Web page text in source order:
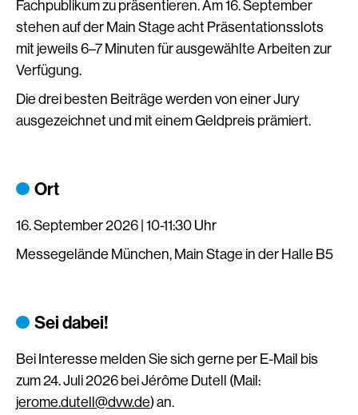
Fachpublikum zu präsentieren. Am 16. September
stehen auf der Main Stage acht Präsentationsslots
mit jeweils 6–7 Minuten für ausgewählte Arbeiten zur
Verfügung.
Die drei besten Beiträge werden von einer Jury
ausgezeichnet und mit einem Geldpreis prämiert.
Ort
16. September 2026 | 10-11:30 Uhr
Messegelände München, Main Stage in der Halle B5
Sei dabei!
Bei Interesse melden Sie sich gerne per E-Mail bis
zum 24. Juli 2026 bei Jérôme Dutell (Mail:
jerome.dutell@dvw.de) an.